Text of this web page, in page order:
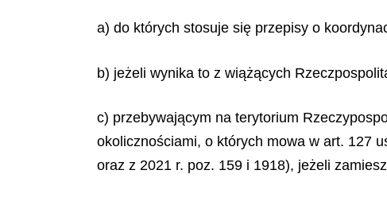
a) do których stosuje się przepisy o
b) jeżeli wynika to z wiążących
c) przebywającym na terytorium
okolicznościami, o których mowa w art. 127
oraz z 2021 r. poz. 159 i 1918), jeżeli